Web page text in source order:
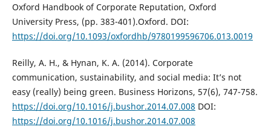
Oxford Handbook of Corporate Reputation, Oxford
University Press, (pp. 383-401).Oxford. DOI:
https://doi.org/10.1093/oxfordhb/9780199596706.013.0019
Reilly, A. H., & Hynan, K. A. (2014). Corporate
communication, sustainability, and social media: It’s not
easy (really) being green. Business Horizons, 57(6), 747-758.
https://doi.org/10.1016/j.bushor.2014.07.008 DOI:
https://doi.org/10.1016/j.bushor.2014.07.008